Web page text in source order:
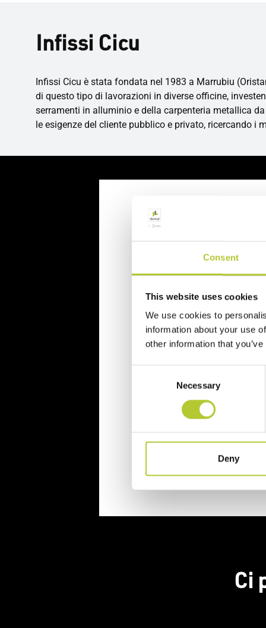
Consent
This website uses cookies
We use cookies to
information about your use
other information that
Necessary
Deny
Infissi Cicu
Infissi Cicu è stata fondata nel 1983 a Marrubiu
di questo tipo di lavorazioni in diverse officine,
serramenti in alluminio e della carpenteria metallica
le esigenze del cliente pubblico e privato, ricercando
Richiedi un
Richiedi il tuo preventivo in
Il tuo nome, cognome e
Nome e cognome
Cognome
Ci